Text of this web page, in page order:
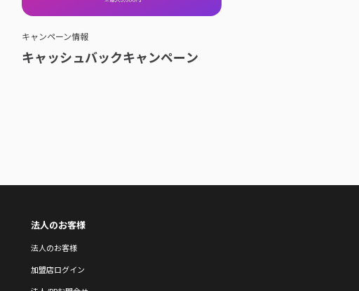
キャンペーン情報
キャッシュバックキャンペーン
法人のお客様
法人のお客様
加盟店ログイン